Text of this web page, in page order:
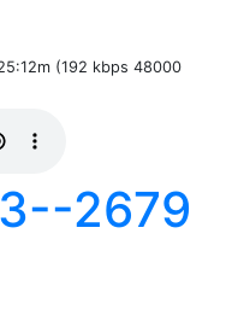
(192 kbps 48000
2679